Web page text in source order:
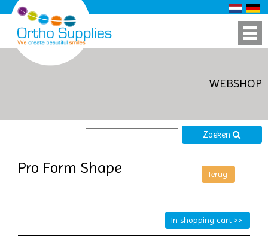
WEBSHOP
Zoeken
Pro Form Shape